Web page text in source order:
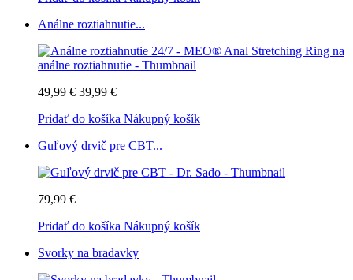
Análne roztiahnutie...
49,99 € 39,99 €
Pridať do košíka Nákupný košík
Guľový drvič pre CBT...
79,99 €
Pridať do košíka Nákupný košík
Svorky na bradavky